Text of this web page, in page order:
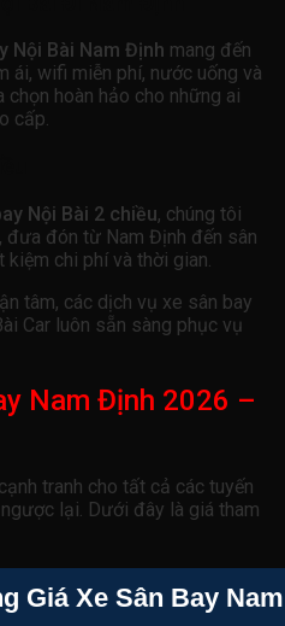
Nội Bài Nam Định mang đến
ái, wifi miễn phí, nước uống và
hoàn hảo cho những ai
cấp.
Nội Bài 2 chiều, chúng tôi
đưa đón từ Nam Định đến sân
chi phí và thời gian.
tâm, các dịch vụ xe sân bay
Car luôn sẵn sàng phục vụ
Nam Định 2026 –
tranh cho tất cả các tuyến
lại. Dưới đây là giá tham
Giá Xe Sân Bay